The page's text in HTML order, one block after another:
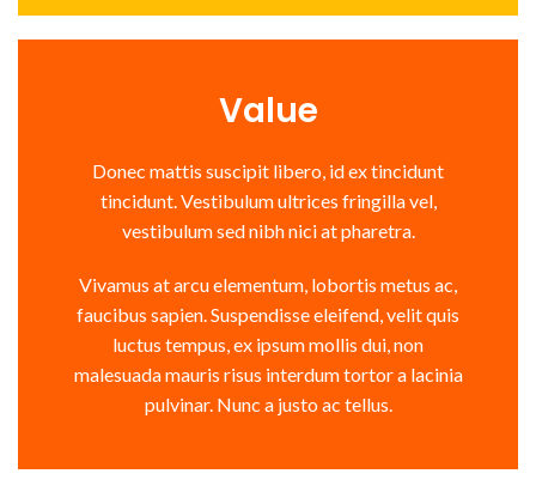
Value
Donec mattis suscipit libero, id ex tincidunt
tincidunt. Vestibulum ultrices fringilla vel,
vestibulum sed nibh nici at pharetra.
Vivamus at arcu elementum, lobortis metus ac,
faucibus sapien. Suspendisse eleifend, velit quis
luctus tempus, ex ipsum mollis dui, non
malesuada mauris risus interdum tortor a lacinia
pulvinar. Nunc a justo ac tellus.